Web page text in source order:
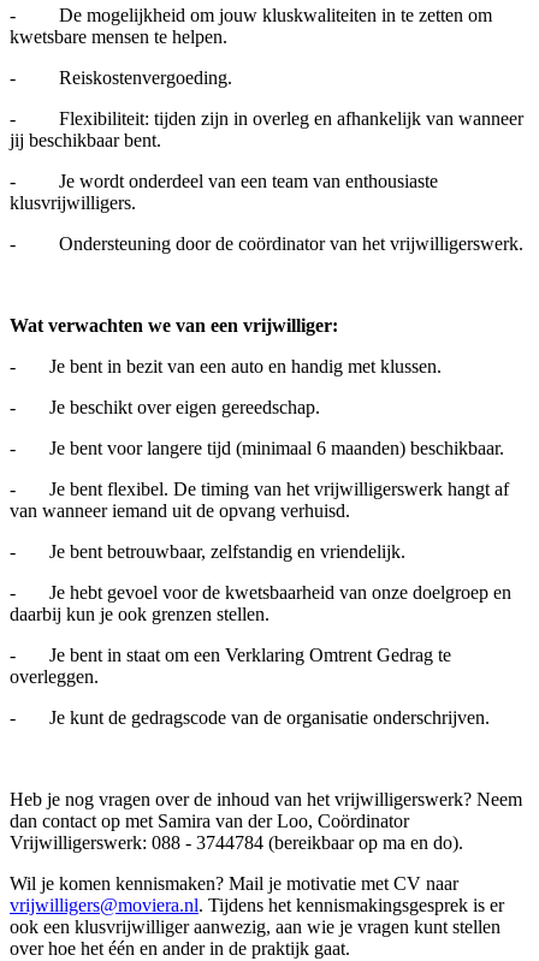
- De mogelijkheid om jouw kluskwaliteiten in te zetten om
kwetsbare mensen te helpen.
- Reiskostenvergoeding.
- Flexibiliteit: tijden zijn in overleg en afhankelijk van wanneer
jij beschikbaar bent.
- Je wordt onderdeel van een team van enthousiaste
klusvrijwilligers.
- Ondersteuning door de coördinator van het vrijwilligerswerk.
Wat verwachten we van een vrijwilliger:
- Je bent in bezit van een auto en handig met klussen.
- Je beschikt over eigen gereedschap.
- Je bent voor langere tijd (minimaal 6 maanden) beschikbaar.
- Je bent flexibel. De timing van het vrijwilligerswerk hangt af
van wanneer iemand uit de opvang verhuisd.
- Je bent betrouwbaar, zelfstandig en vriendelijk.
- Je hebt gevoel voor de kwetsbaarheid van onze doelgroep en
daarbij kun je ook grenzen stellen.
- Je bent in staat om een Verklaring Omtrent Gedrag te
overleggen.
- Je kunt de gedragscode van de organisatie onderschrijven.
Heb je nog vragen over de inhoud van het vrijwilligerswerk? Neem
dan contact op met Samira van der Loo, Coördinator
Vrijwilligerswerk: 088 - 3744784 (bereikbaar op ma en do).
Wil je komen kennismaken? Mail je motivatie met CV naar
vrijwilligers@moviera.nl. Tijdens het kennismakingsgesprek is er
ook een klusvrijwilliger aanwezig, aan wie je vragen kunt stellen
over hoe het één en ander in de praktijk gaat.